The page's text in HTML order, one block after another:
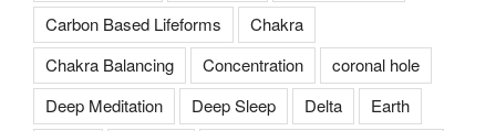
Carbon Based Lifeforms
Chakra
Chakra Balancing
Concentration
coronal hole
Deep Meditation
Deep Sleep Delta
Earth